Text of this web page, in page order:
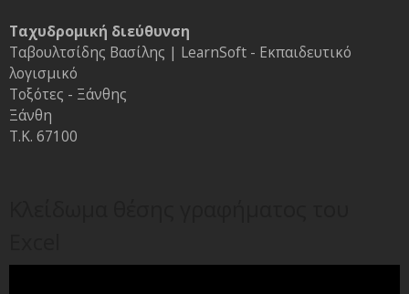
Ταχυδρομική διεύθυνση
Ταβουλτσίδης Βασίλης | LearnSoft - Εκπαιδευτικό
λογισμικό
Τοξότες - Ξάνθης
Ξάνθη
Τ.Κ. 67100